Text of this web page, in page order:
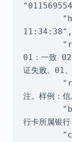
11:34:38",
01：一致
证失败。01
注。样例：
行卡所属银行